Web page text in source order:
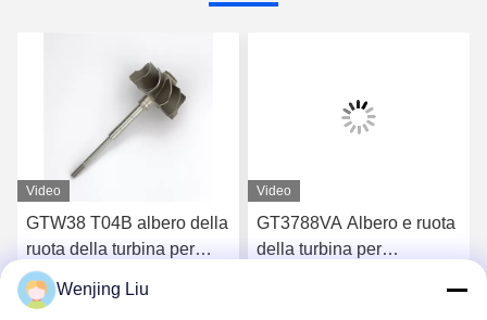
Video
GTW38 T04B albero della
ruota della turbina per
turbocompressori 407276-
6 407276-19 446905-2
Video
GT3788VA Albero e ruota
della turbina per
Wenjing Liu